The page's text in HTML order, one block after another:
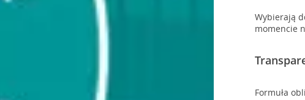
Wybierają
momencie
Formuła